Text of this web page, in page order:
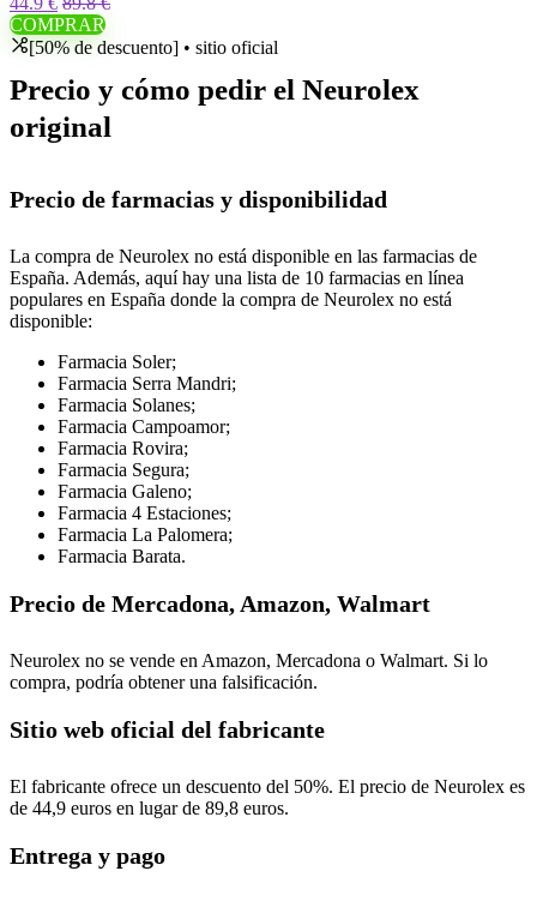
COMPRAR
[50% de descuento] • sitio oficial
Precio y cómo pedir el Neurolex
original
Precio de farmacias y disponibilidad
La compra de Neurolex no está disponible en las farmacias de
España. Además, aquí hay una lista de 10 farmacias en línea
populares en España donde la compra de Neurolex no está
disponible:
Farmacia Soler;
Farmacia Serra Mandri;
Farmacia Solanes;
Farmacia Campoamor;
Farmacia Rovira;
Farmacia Segura;
Farmacia Galeno;
Farmacia 4 Estaciones;
Farmacia La Palomera;
Farmacia Barata.
Precio de Mercadona, Amazon, Walmart
Neurolex no se vende en Amazon, Mercadona o Walmart. Si lo
compra, podría obtener una falsificación.
Sitio web oficial del fabricante
El fabricante ofrece un descuento del 50%. El precio de Neurolex es
de 44,9 euros en lugar de 89,8 euros.
Entrega y pago